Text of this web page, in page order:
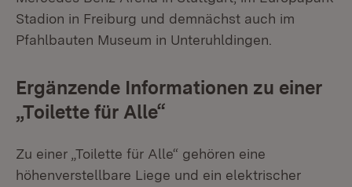
Stadion in Freiburg und demnächst auch im
Pfahlbauten Museum in Unteruhldingen.
Ergänzende Informationen zu einer
„Toilette für Alle“
Zu einer „Toilette für Alle“ gehören eine
höhenverstellbare Liege und ein elektrischer